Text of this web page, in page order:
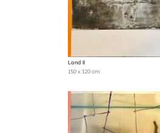
Land II
150 x 120 cm